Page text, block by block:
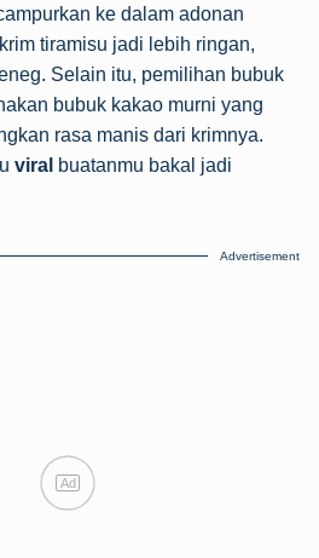
ke dalam adonan
tiramisu jadi lebih ringan,
Selain itu, pemilihan bubuk
bubuk kakao murni yang
rasa manis dari krimnya.
viral buatanmu bakal jadi
Advertisement
Ad